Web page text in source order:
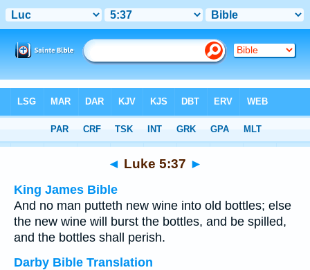
> Luke 5:37
◄ Luke 5:37 ►
King James Bible
And no man putteth new wine into old bottles; else
the new wine will burst the bottles, and be spilled,
and the bottles shall perish.
Darby Bible Translation